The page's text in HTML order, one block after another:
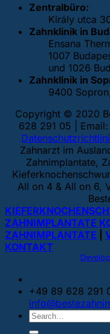
Zentralbüro:
Király utca
Zahnklinik in
Ensana
1007
und 1026
Zahnklinik in
9400
Copyright © 2020
628 291 05 | Email:
Zahnarzt im
Zahnimplantate,
All on 4 & All on 6,
ZAHNIMPLANTATE
ZAHNIMPLANTATE
KONTAKT
+49 89 628 291